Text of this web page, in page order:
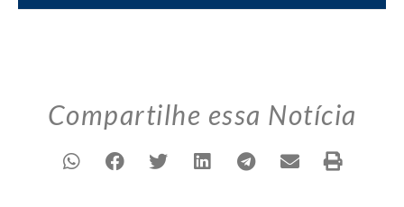
Compartilhe essa Notícia